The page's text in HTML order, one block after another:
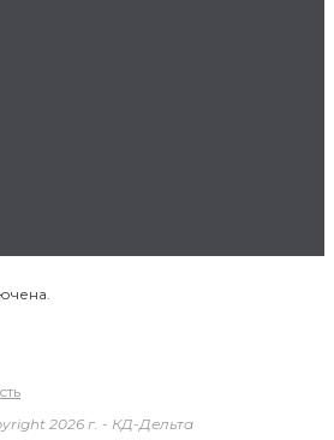
2026 г. - КД-Дельта